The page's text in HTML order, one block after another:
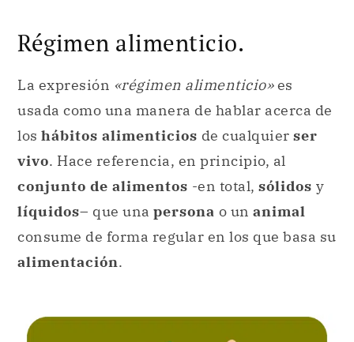
Régimen alimenticio.
La expresión «régimen alimenticio»es
usada como una manera de hablar acerca de
los hábitos alimenticios de cualquier ser
vivo. Hace referencia, en principio, al
conjunto de alimentos -en total, sólidos y
líquidos– que una persona o un animal
consume de forma regular en los que basa su
alimentación.